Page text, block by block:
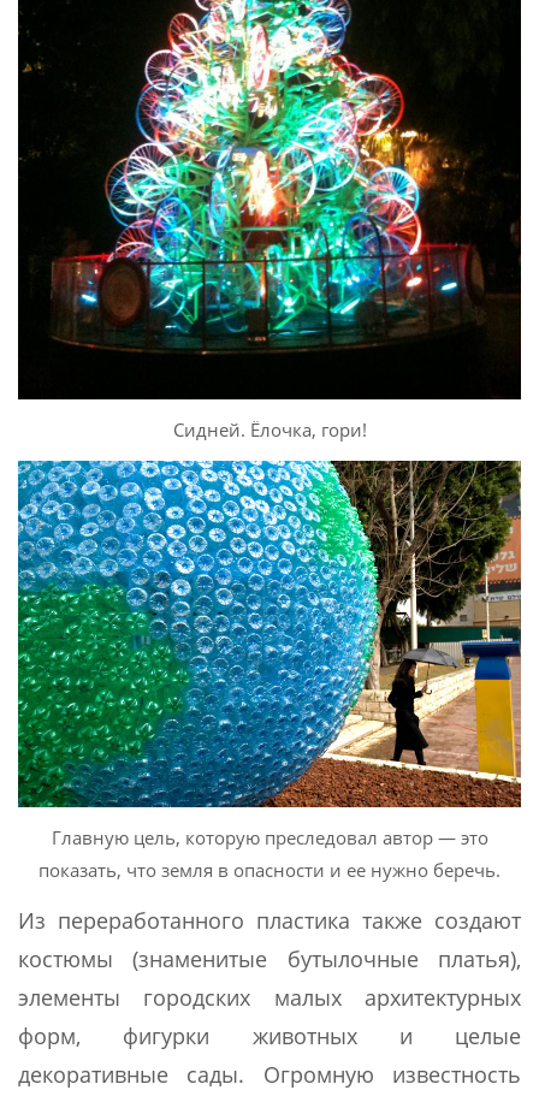
Сидней. Ёлочка, гори!
Главную цель, которую преследовал автор — это
показать, что земля в опасности и ее нужно беречь.
Из переработанного пластика также создают
костюмы (знаменитые бутылочные платья),
элементы городских малых архитектурных
форм, фигурки животных и целые
декоративные сады. Огромную известность